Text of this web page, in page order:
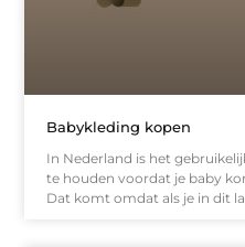
Babykleding kopen
In Nederland is het
te houden voordat je baby
Dat komt omdat als je in dit